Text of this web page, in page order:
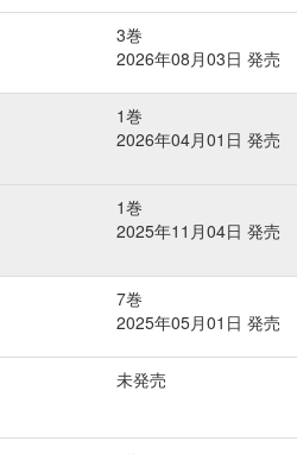
3巻
2026年08月03日 発売
1巻
2026年04月01日 発売
1巻
2025年11月04日 発売
7巻
2025年05月01日 発売
未発売